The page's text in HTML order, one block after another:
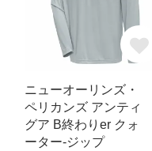
ニューオーリンズ・
ペリカンズ アンティ
グア B終わりer クォ
ーター-ジップ